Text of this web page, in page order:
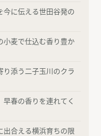
今に伝える世田谷発の
小麦で仕込む香り豊か
り添う二子玉川のクラ
早春の香りを連れてく
出合える横浜育ちの限